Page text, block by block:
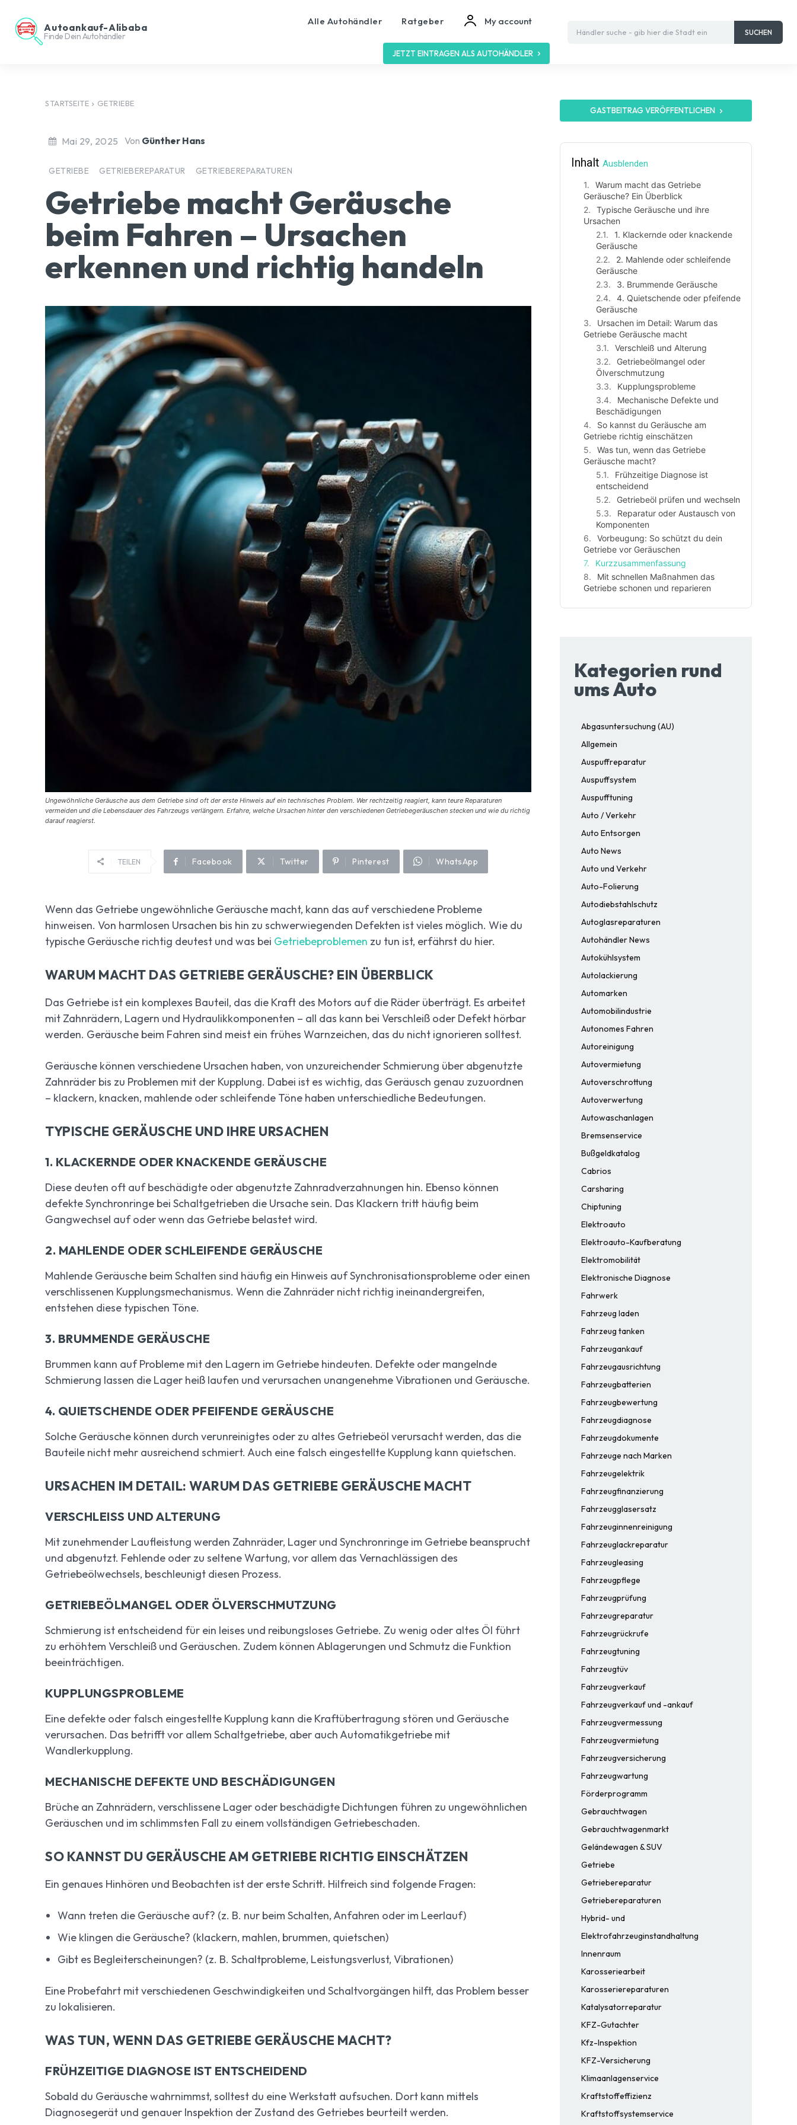
Autoankauf-Alibaba
Finde Dein Autohändler
Alle Autohändler Ratgeber My account
JETZT EINTRAGEN ALS AUTOHÄNDLER
Händler suche - gib hier die Stadt ein SUCHEN
STARTSEITE GETRIEBE
Mai 29, 2025 Von Günther Hans
GETRIEBE GETRIEBEREPARATUR GETRIEBEREPARATUREN
Getriebe macht Geräusche
beim Fahren – Ursachen
erkennen und richtig handeln
Ungewöhnliche Geräusche aus dem Getriebe sind oft der erste Hinweis auf ein technisches Problem. Wer rechtzeitig reagiert, kann teure Reparaturen
vermeiden und die Lebensdauer des Fahrzeugs verlängern. Erfahre, welche Ursachen hinter den verschiedenen Getriebegeräuschen stecken und wie du richtig
darauf reagierst.
TEILEN Facebook Twitter Pinterest WhatsApp
Wenn das Getriebe ungewöhnliche Geräusche macht, kann das auf verschiedene Probleme
hinweisen. Von harmlosen Ursachen bis hin zu schwerwiegenden Defekten ist vieles möglich. Wie du
typische Geräusche richtig deutest und was bei Getriebeproblemen zu tun ist, erfährst du hier.
WARUM MACHT DAS GETRIEBE GERÄUSCHE? EIN ÜBERBLICK
Das Getriebe ist ein komplexes Bauteil, das die Kraft des Motors auf die Räder überträgt. Es arbeitet
mit Zahnrädern, Lagern und Hydraulikkomponenten – all das kann bei Verschleiß oder Defekt hörbar
werden. Geräusche beim Fahren sind meist ein frühes Warnzeichen, das du nicht ignorieren solltest.
Geräusche können verschiedene Ursachen haben, von unzureichender Schmierung über abgenutzte
Zahnräder bis zu Problemen mit der Kupplung. Dabei ist es wichtig, das Geräusch genau zuzuordnen
– klackern, knacken, mahlende oder schleifende Töne haben unterschiedliche Bedeutungen.
TYPISCHE GERÄUSCHE UND IHRE URSACHEN
1. KLACKERNDE ODER KNACKENDE GERÄUSCHE
Diese deuten oft auf beschädigte oder abgenutzte Zahnradverzahnungen hin. Ebenso können
defekte Synchronringe bei Schaltgetrieben die Ursache sein. Das Klackern tritt häufig beim
Gangwechsel auf oder wenn das Getriebe belastet wird.
2. MAHLENDE ODER SCHLEIFENDE GERÄUSCHE
Mahlende Geräusche beim Schalten sind häufig ein Hinweis auf Synchronisationsprobleme oder einen
verschlissenen Kupplungsmechanismus. Wenn die Zahnräder nicht richtig ineinandergreifen,
entstehen diese typischen Töne.
3. BRUMMENDE GERÄUSCHE
Brummen kann auf Probleme mit den Lagern im Getriebe hindeuten. Defekte oder mangelnde
Schmierung lassen die Lager heiß laufen und verursachen unangenehme Vibrationen und Geräusche.
4. QUIETSCHENDE ODER PFEIFENDE GERÄUSCHE
Solche Geräusche können durch verunreinigtes oder zu altes Getriebeöl verursacht werden, das die
Bauteile nicht mehr ausreichend schmiert. Auch eine falsch eingestellte Kupplung kann quietschen.
URSACHEN IM DETAIL: WARUM DAS GETRIEBE GERÄUSCHE MACHT
VERSCHLEISS UND ALTERUNG
Mit zunehmender Laufleistung werden Zahnräder, Lager und Synchronringe im Getriebe beansprucht
und abgenutzt. Fehlende oder zu seltene Wartung, vor allem das Vernachlässigen des
Getriebeölwechsels, beschleunigt diesen Prozess.
GETRIEBEÖLMANGEL ODER ÖLVERSCHMUTZUNG
Schmierung ist entscheidend für ein leises und reibungsloses Getriebe. Zu wenig oder altes Öl führt
zu erhöhtem Verschleiß und Geräuschen. Zudem können Ablagerungen und Schmutz die Funktion
beeinträchtigen.
KUPPLUNGSPROBLEME
Eine defekte oder falsch eingestellte Kupplung kann die Kraftübertragung stören und Geräusche
verursachen. Das betrifft vor allem Schaltgetriebe, aber auch Automatikgetriebe mit
Wandlerkupplung.
MECHANISCHE DEFEKTE UND BESCHÄDIGUNGEN
Brüche an Zahnrädern, verschlissene Lager oder beschädigte Dichtungen führen zu ungewöhnlichen
Geräuschen und im schlimmsten Fall zu einem vollständigen Getriebeschaden.
SO KANNST DU GERÄUSCHE AM GETRIEBE RICHTIG EINSCHÄTZEN
Ein genaues Hinhören und Beobachten ist der erste Schritt. Hilfreich sind folgende Fragen:
Wann treten die Geräusche auf? (z. B. nur beim Schalten, Anfahren oder im Leerlauf)
Wie klingen die Geräusche? (klackern, mahlen, brummen, quietschen)
Gibt es Begleiterscheinungen? (z. B. Schaltprobleme, Leistungsverlust, Vibrationen)
Eine Probefahrt mit verschiedenen Geschwindigkeiten und Schaltvorgängen hilft, das Problem besser
zu lokalisieren.
WAS TUN, WENN DAS GETRIEBE GERÄUSCHE MACHT?
FRÜHZEITIGE DIAGNOSE IST ENTSCHEIDEND
Sobald du Geräusche wahrnimmst, solltest du eine Werkstatt aufsuchen. Dort kann mittels
Diagnosegerät und genauer Inspektion der Zustand des Getriebes beurteilt werden.
GASTBEITRAG VERÖFFENTLICHEN
Inhalt Ausblenden
Warum macht das Getriebe
Geräusche? Ein Überblick
Typische Geräusche und ihre
Ursachen
1. Klackernde oder knackende
Geräusche
2. Mahlende oder schleifende
Geräusche
3. Brummende Geräusche
4. Quietschende oder pfeifende
Geräusche
Ursachen im Detail: Warum das
Getriebe Geräusche macht
Verschleiß und Alterung
Getriebeölmangel oder
Ölverschmutzung
Kupplungsprobleme
Mechanische Defekte und
Beschädigungen
So kannst du Geräusche am
Getriebe richtig einschätzen
Was tun, wenn das Getriebe
Geräusche macht?
Frühzeitige Diagnose ist
entscheidend
Getriebeöl prüfen und wechseln
Reparatur oder Austausch von
Komponenten
Vorbeugung: So schützt du dein
Getriebe vor Geräuschen
Kurzzusammenfassung
Mit schnellen Maßnahmen das
Getriebe schonen und reparieren
Kategorien rund
ums Auto
Abgasuntersuchung (AU)
Allgemein
Auspuffreparatur
Auspuffsystem
Auspufftuning
Auto / Verkehr
Auto Entsorgen
Auto News
Auto und Verkehr
Auto-Folierung
Autodiebstahlschutz
Autoglasreparaturen
Autohändler News
Autokühlsystem
Autolackierung
Automarken
Automobilindustrie
Autonomes Fahren
Autoreinigung
Autovermietung
Autoverschrottung
Autoverwertung
Autowaschanlagen
Bremsenservice
Bußgeldkatalog
Cabrios
Carsharing
Chiptuning
Elektroauto
Elektroauto-Kaufberatung
Elektromobilität
Elektronische Diagnose
Fahrwerk
Fahrzeug laden
Fahrzeug tanken
Fahrzeugankauf
Fahrzeugausrichtung
Fahrzeugbatterien
Fahrzeugbewertung
Fahrzeugdiagnose
Fahrzeugdokumente
Fahrzeuge nach Marken
Fahrzeugelektrik
Fahrzeugfinanzierung
Fahrzeugglasersatz
Fahrzeuginnenreinigung
Fahrzeuglackreparatur
Fahrzeugleasing
Fahrzeugpflege
Fahrzeugprüfung
Fahrzeugreparatur
Fahrzeugrückrufe
Fahrzeugtuning
Fahrzeugtüv
Fahrzeugverkauf
Fahrzeugverkauf und -ankauf
Fahrzeugvermessung
Fahrzeugvermietung
Fahrzeugversicherung
Fahrzeugwartung
Förderprogramm
Gebrauchtwagen
Gebrauchtwagenmarkt
Geländewagen & SUV
Getriebe
Getriebereparatur
Getriebereparaturen
Hybrid- und
Elektrofahrzeuginstandhaltung
Innenraum
Karosseriearbeit
Karosseriereparaturen
Katalysatorreparatur
KFZ-Gutachter
Kfz-Inspektion
KFZ-Versicherung
Klimaanlagenservice
Kraftstoffeffizienz
Kraftstoffsystemservice